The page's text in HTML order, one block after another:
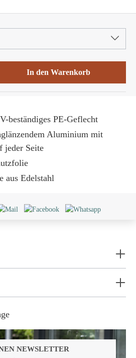
beständiges PE-Geflecht
Aluminium mit
jeder Seite
aus Edelstahl
In den Warenkorb
NEWSLETTER